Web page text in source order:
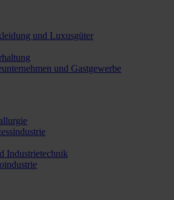
und Luxusgüter
und Gastgewerbe
Industrietechnik